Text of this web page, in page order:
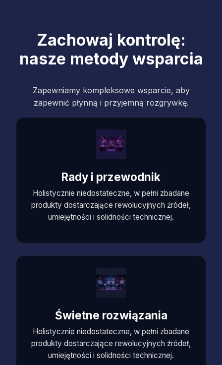
Zachowaj kontrolę:
nasze metody wsparcia
Zapewniamy kompleksowe wsparcie, aby
zapewnić płynną i przyjemną rozgrywkę.
Rady i przewodnik
Holistycznie niedostateczne, w pełni zbadane
produkty dostarczające rewolucyjnych źródeł,
umiejętności i solidności technicznej.
Świetne rozwiązania
Holistycznie niedostateczne, w pełni zbadane
produkty dostarczające rewolucyjnych źródeł,
umiejętności i solidności technicznej.